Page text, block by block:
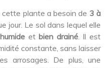
cette plante a besoin de 3 à
jour. Le sol dans lequel elle
humide etbien drainé. Il est
constante, sans laisser
arrosages. De plus, une